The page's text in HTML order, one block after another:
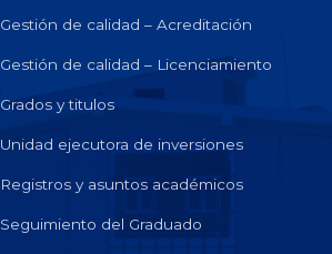
Gestión de calidad – Acreditación
Gestión de calidad – Licenciamiento
Grados y titulos
Unidad ejecutora de inversiones
Registros y asuntos académicos
Seguimiento del Graduado